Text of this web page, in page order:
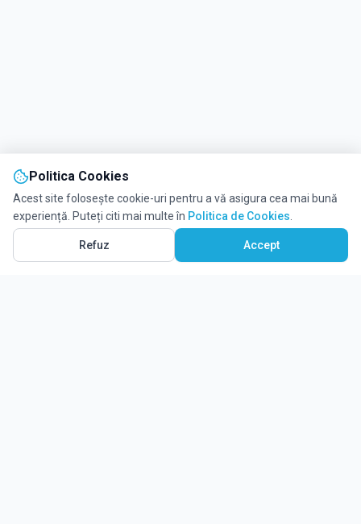
Politica Cookies
Acest site folosește cookie-uri pentru a vă asigura cea mai bună
experiență. Puteți citi mai multe în Politica de Cookies
Refuz Accept